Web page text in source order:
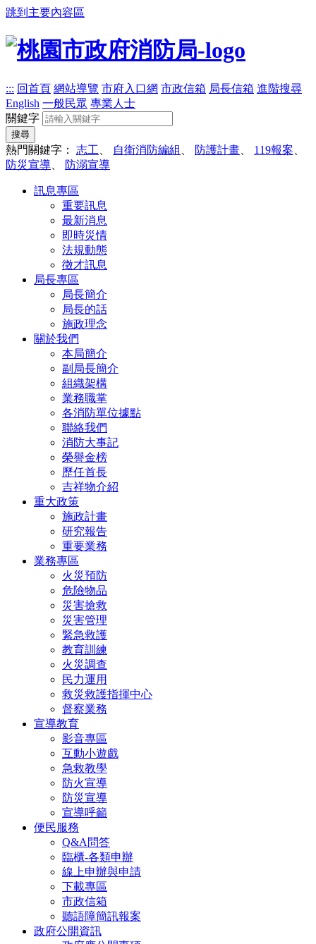
跳到主要內容區
::: 回首頁 網站導覽 市府入口網 市政信箱 局長信箱 進階搜尋
English 一般民眾 專業人士
關鍵字
搜尋
熱門關鍵字： 志工 自衛消防編組 防護計畫 119報案
防災宣導
防溺宣導
訊息專區
重要訊息
最新消息
即時災情
法規動態
徵才訊息
局長專區
局長簡介
局長的話
施政理念
關於我們
本局簡介
副局長簡介
組織架構
業務職掌
各消防單位據點
聯絡我們
消防大事記
榮譽金榜
歷任首長
吉祥物介紹
重大政策
施政計畫
研究報告
重要業務
業務專區
火災預防
危險物品
災害搶救
災害管理
緊急救護
教育訓練
火災調查
民力運用
救災救護指揮中心
督察業務
宣導教育
影音專區
互動小遊戲
急救教學
防火宣導
防災宣導
宣導呼籲
便民服務
Q&A問答
臨櫃-各類申辦
線上申辦與申請
下載專區
市政信箱
聽語障簡訊報案
政府公開資訊